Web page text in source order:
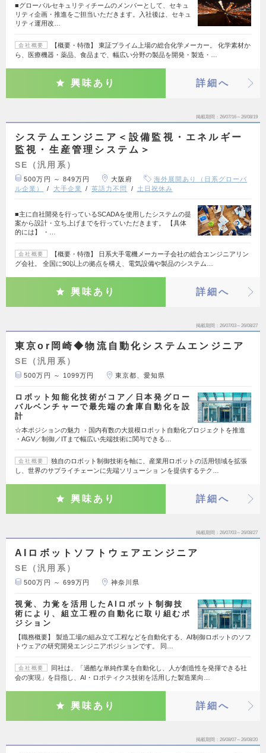
■グローバルセキュリティチームのメンバーとして、セキュ
リティ企画・推進をご担当いただきます。入社後は、セキュ
リティ運用改…
会社概要
【概要・特徴】 東証プライム上場の総合化学メーカー。 化学素材か
ら、医療機器・薬品、食品まで、幅広い分野の製品を開発・製造・…
興味あり 詳細へ
掲載期間 26/07/16～26/08/19
システムエンジニア＜設備監視・エネルギー
監視・生産管理システム＞
SE（汎用系）
500万円 ～ 849万円 大阪府
海外展開あり（日系グローバ
ル企業）
大手企業 英語力不問 土日祝休み
■主に自社開発を行っているSCADAを使用したシステムの提
案から設計・立ち上げまでを行っていただきます。 【具体
的には】 ・…
会社概要
【概要・特徴】 日系大手電機メーカー子会社の総合エンジニアリン
グ会社。 全国に90以上の拠点を構え、電気設備や製品のシステム…
興味あり 詳細へ
掲載期間 26/07/03～26/08/27
東京or岡崎◆物流自動化システムエンジニア
SE（汎用系）
500万円 ～ 1099万円 東京都、愛知県
ロボット知能化技術がコア／日本発グロー
バルベンチャーで最先端の倉庫自動化を設
計
☆本ポジションの魅力 ・国内有数の大規模ロボット自動化プロジェクトを推進
・AGV／制御／ITまで幅広い先端技術に関与できる…
会社概要
独自のロボット制御技術を軸に、産業用ロボットの活用領域を拡張
し、世界のサプライチェーンに先端ソリューショ ンを提供するテク…
興味あり 詳細へ
掲載期間 26/07/03～26/08/27
AIロボットソフトウェアエンジニア
SE（汎用系）
500万円 ～ 699万円 神奈川県
視覚、力覚を活用したAIロボット制御技
術により、組立工程の自動化に取り組むポ
ジション
【職務概要】 製造工場の組み立て工程などを自動化する、AI制御ロボットのソフ
トウェアの研究開発エンジニアポジションです。 同…
会社概要
同社は、「過酷な単純作業を自動化し、人が創造性を発揮できる社
会の実現」を目指し、AI・ロボティクス技術を活用した製造業向…
興味あり 詳細へ
掲載期間 26/08/07～26/08/20